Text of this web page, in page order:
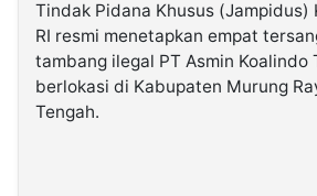
Kabarbaru.co
2026
Tindak Pidana Khusus (Jampidus)
RI resmi menetapkan empat
tambang ilegal PT Asmin Koalindo
berlokasi di Kabupaten Murung
Tengah.